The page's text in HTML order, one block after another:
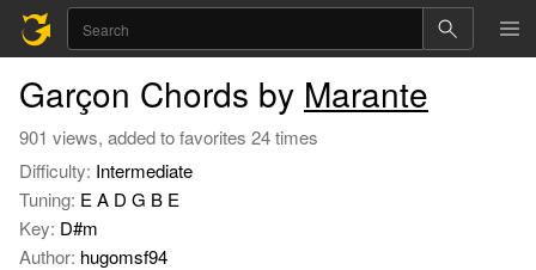
Garçon Chords by Marante
901 views, added to favorites 24 times
Difficulty: Intermediate
Tuning: E A D G B E
Key: D#m
Author: hugomsf94